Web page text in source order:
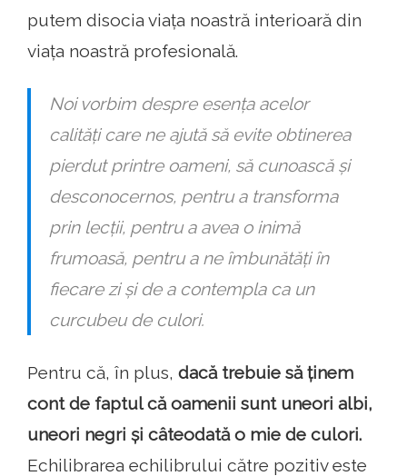
putem disocia viața noastră interioară din
viața noastră profesională.
Noi vorbim despre esența acelor
calități care ne ajută să evite obtinerea
pierdut printre oameni, să cunoască și
desconocernos, pentru a transforma
prin lecții, pentru a avea o inimă
frumoasă, pentru a ne îmbunătăți în
fiecare zi și de a contempla ca un
curcubeu de culori.
Pentru că, în plus, dacă trebuie să ținem
cont de faptul că oamenii sunt uneori albi,
uneori negri și câteodată o mie de culori.
Echilibrarea echilibrului către pozitiv este